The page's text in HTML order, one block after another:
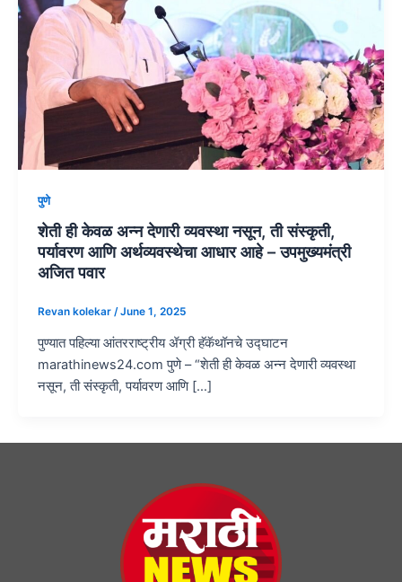
पुणे
शेती ही केवळ अन्न देणारी व्यवस्था नसून, ती संस्कृती,
पर्यावरण आणि अर्थव्यवस्थेचा आधार आहे – उपमुख्यमंत्री
अजित पवार
Revan kolekar /June 1, 2025
पुण्यात पहिल्या आंतरराष्ट्रीय ॲग्री हॅकॅथॉनचे उद्घाटन
marathinews24.com पुणे – “शेती ही केवळ अन्न देणारी व्यवस्था
नसून, ती संस्कृती, पर्यावरण आणि […]